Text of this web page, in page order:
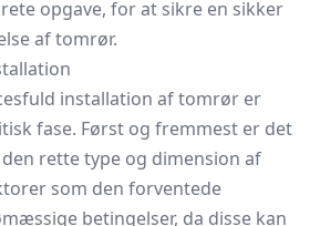
opgave, for at sikre en sikker
af tomrør.
installation af tomrør er
fase. Først og fremmest er det
rette type og dimension af
som den forventede
betingelser, da disse kan